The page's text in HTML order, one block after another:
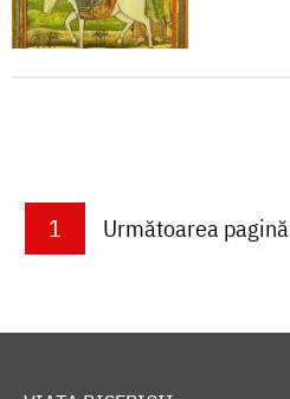
PaginareCurrent page
1 Next page
Următoarea pagină